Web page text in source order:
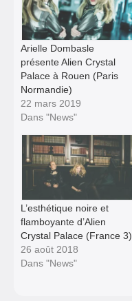
Arielle Dombasle
présente Alien Crystal
Palace à Rouen (Paris
Normandie)
22 mars 2019
Dans "News"
L’esthétique noire et
flamboyante d’Alien
Crystal Palace (France 3)
26 août 2018
Dans "News"